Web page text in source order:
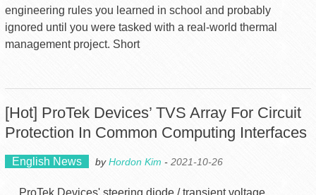
engineering rules you learned in school and probably
ignored until you were tasked with a real-world thermal
management project. Short
[Hot] ProTek Devices’ TVS Array For Circuit
Protection In Common Computing Interfaces
English News byHordon Kim - 2021-10-26
ProTek Devices' steering diode / transient voltage